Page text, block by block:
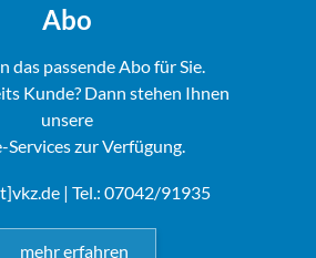
Abo
das passende Abo für Sie.
Kunde? Dann stehen Ihnen
unsere
Services zur Verfügung.
| Tel.: 07042/91935
mehr erfahren